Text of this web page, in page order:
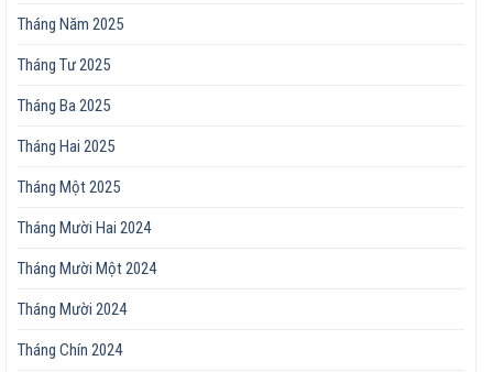
Tháng Năm 2025
Tháng Tư 2025
Tháng Ba 2025
Tháng Hai 2025
Tháng Một 2025
Tháng Mười Hai 2024
Tháng Mười Một 2024
Tháng Mười 2024
Tháng Chín 2024